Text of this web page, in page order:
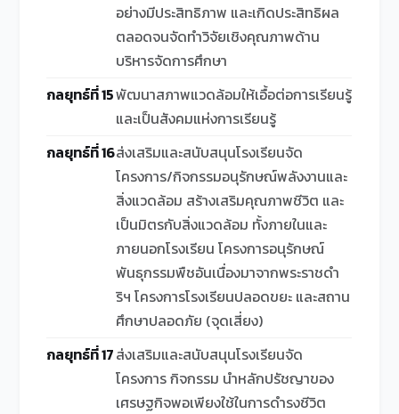
อย่างมีประสิทธิภาพ และเกิดประสิทธิผล
ตลอดจนจัดทำวิจัยเชิงคุณภาพด้าน
บริหารจัดการศึกษา
กลยุทธ์ที่ 15พัฒนาสภาพแวดล้อมให้เอื้อต่อการเรียนรู้
และเป็นสังคมแห่งการเรียนรู้
กลยุทธ์ที่ 16ส่งเสริมและสนับสนุนโรงเรียนจัด
โครงการ/กิจกรรมอนุรักษณ์พลังงานและ
สิ่งแวดล้อม สร้างเสริมคุณภาพชีวิต และ
เป็นมิตรกับสิ่งแวดล้อม ทั้งภายในและ
ภายนอกโรงเรียน โครงการอนุรักษณ์
พันธุกรรมพืชอันเนื่องมาจากพระราชดำ
ริฯ โครงการโรงเรียนปลอดขยะ และสถาน
ศึกษาปลอดภัย (จุดเสี่ยง)
กลยุทธ์ที่ 17ส่งเสริมและสนับสนุนโรงเรียนจัด
โครงการ กิจกรรม นำหลักปรัชญาของ
เศรษฐกิจพอเพียงใช้ในการดำรงชีวิต